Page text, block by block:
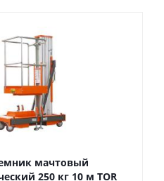
мачтовый
кг 10 м TOR